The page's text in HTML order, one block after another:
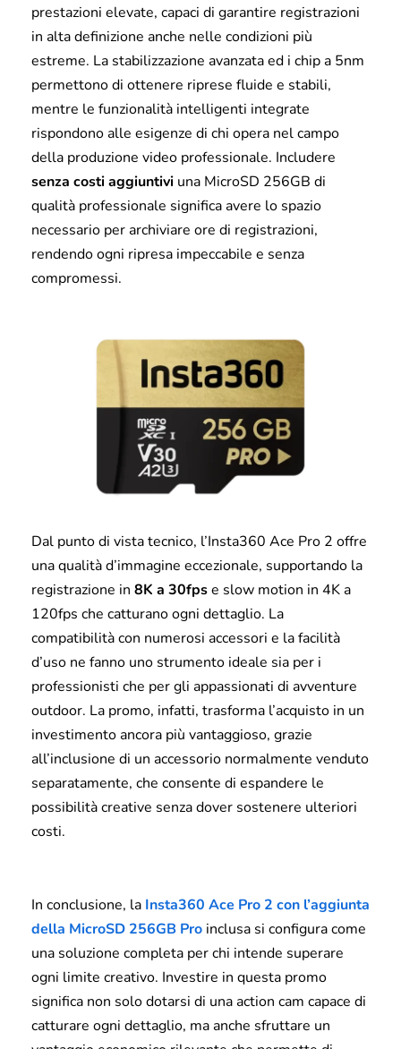
prestazioni elevate, capaci di garantire registrazioni
in alta definizione anche nelle condizioni più
estreme. La stabilizzazione avanzata ed i chip a 5nm
permettono di ottenere riprese fluide e stabili,
mentre le funzionalità intelligenti integrate
rispondono alle esigenze di chi opera nel campo
della produzione video professionale. Includere
senza costi aggiuntivi una MicroSD 256GB di
qualità professionale significa avere lo spazio
necessario per archiviare ore di registrazioni,
rendendo ogni ripresa impeccabile e senza
compromessi.
Dal punto di vista tecnico, l’Insta360 Ace Pro 2 offre
una qualità d’immagine eccezionale, supportando la
registrazione in 8K a 30fpse slow motion in 4K a
120fps che catturano ogni dettaglio. La
compatibilità con numerosi accessori e la facilità
d’uso ne fanno uno strumento ideale sia per i
professionisti che per gli appassionati di avventure
outdoor. La promo, infatti, trasforma l’acquisto in un
investimento ancora più vantaggioso, grazie
all’inclusione di un accessorio normalmente venduto
separatamente, che consente di espandere le
possibilità creative senza dover sostenere ulteriori
costi.
In conclusione, la Insta360 Ace Pro 2 con l’aggiunta
della MicroSD 256GB Pro inclusa si configura come
una soluzione completa per chi intende superare
ogni limite creativo. Investire in questa promo
significa non solo dotarsi di una action cam capace di
catturare ogni dettaglio, ma anche sfruttare un